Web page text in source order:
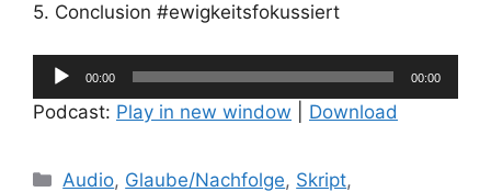
5. Conclusion #ewigkeitsfokussiert
Audio-
Player
00:00 00:00
Podcast: Play in new window Download
Kategorien
Audio, Glaube/Nachfolge, Skript,